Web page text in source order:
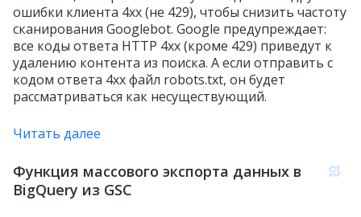
ошибки клиента 4xx (не 429), чтобы снизить частоту
сканирования Googlebot. Google предупреждает:
все коды ответа HTTP 4xx (кроме 429) приведут к
удалению контента из поиска. А если отправить с
кодом ответа 4xx файл robots.txt, он будет
рассматриваться как несуществующий.
Читать далее
Функция массового экспорта данных в
BigQuery из GSC